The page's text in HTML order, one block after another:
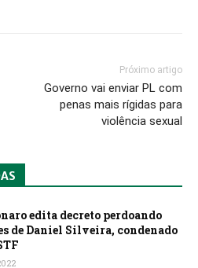
Próximo artigo
Governo vai enviar PL com
penas mais rígidas para
violência sexual
edita decreto perdoando
de Daniel Silveira, condenado